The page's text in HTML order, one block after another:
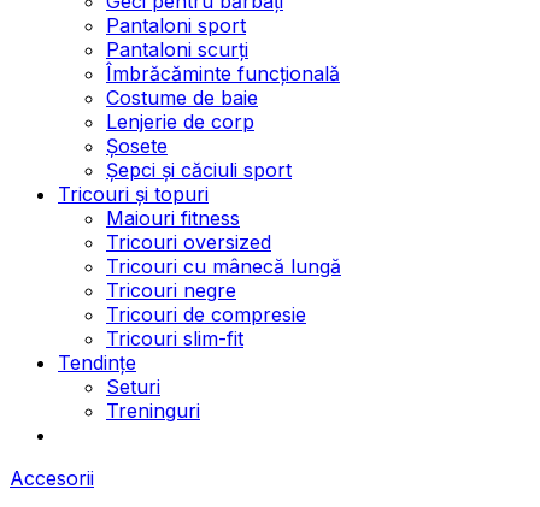
Pantaloni sport
Pantaloni scurți
Îmbrăcăminte funcțională
Costume de baie
Lenjerie de corp
Șosete
Șepci și căciuli sport
Tricouri și topuri
Maiouri fitness
Tricouri oversized
Tricouri cu mânecă lungă
Tricouri negre
Tricouri de compresie
Tricouri slim-fit
Tendințe
Seturi
Treninguri
Accesorii